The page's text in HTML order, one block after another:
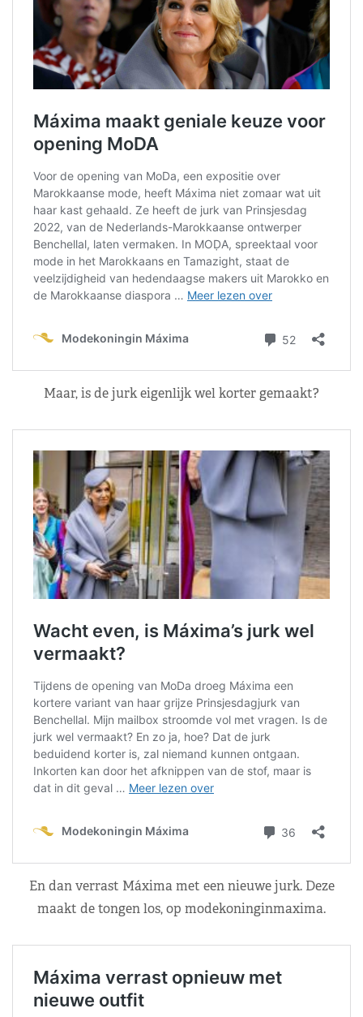
Maar, is de jurk eigenlijk wel korter gemaakt?
En dan verrast Máxima met een nieuwe jurk. Deze
maakt de tongen los, op modekoninginmaxima.